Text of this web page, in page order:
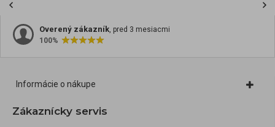
Overený zákazník, pred 3 mesiacmi
100%
Informácie o nákupe
Zákaznícky servis